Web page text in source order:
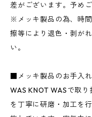
差がございます。予め
※メッキ製品の為、時
擦等により退色・剥が
い。
■メッキ製品のお手入
WAS KNOT WASで取
を丁寧に研磨・加工を